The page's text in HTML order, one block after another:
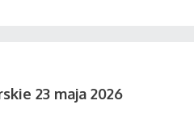
23 maja 2026